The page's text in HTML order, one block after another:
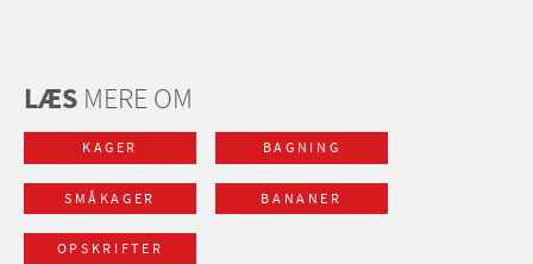
LÆS MERE OM
KAGER BAGNING
SMÅKAGER BANANER
OPSKRIFTER